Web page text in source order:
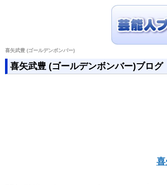
喜矢武豊 (ゴールデンボンバー)
喜矢武豊 (ゴールデンボンバー)ブログ